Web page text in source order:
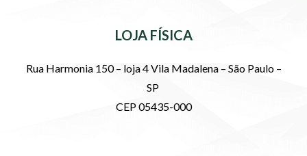
LOJA FÍSICA
Rua Harmonia 150 – loja 4 Vila Madalena – São Paulo –
SP
CEP 05435-000